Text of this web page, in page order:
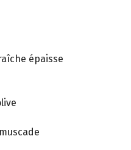
épaisse